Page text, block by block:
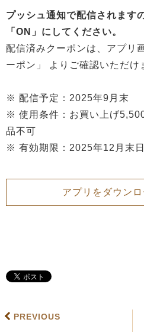
プッシュ通知で配信されます
「ON」にしてください。
配信済みクーポンは、アプリ
ーポン」 よりご確認いただけ
※ 配信予定：2025年9月末
※ 使用条件：お買い上げ
品不可
※ 有効期限：2025年12月末
アプリをダウンロ
PREVIOUS